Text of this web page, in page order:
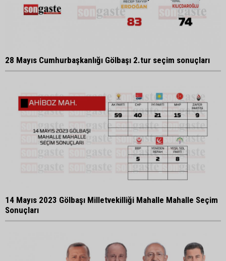
28 Mayıs Cumhurbaşkanlığı Gölbaşı 2.tur seçim sonuçları
14 Mayıs 2023 Gölbaşı Milletvekilliği Mahalle Mahalle Seçim
Sonuçları